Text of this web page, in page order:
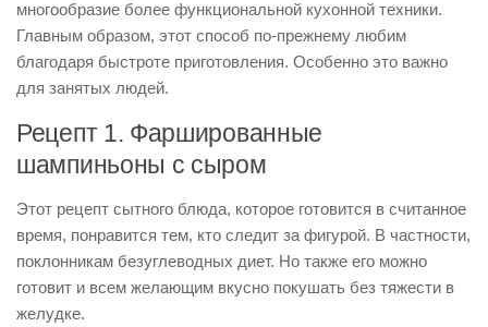
многообразие более функциональной кухонной техники.
Главным образом, этот способ по-прежнему любим
благодаря быстроте приготовления. Особенно это важно
для занятых людей.
Рецепт 1. Фаршированные
шампиньоны с сыром
Этот рецепт сытного блюда, которое готовится в считанное
время, понравится тем, кто следит за фигурой. В частности,
поклонникам безуглеводных диет. Но также его можно
готовит и всем желающим вкусно покушать без тяжести в
желудке.